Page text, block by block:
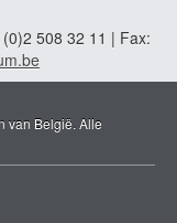
508 32 11 | Fax:
van België. Alle